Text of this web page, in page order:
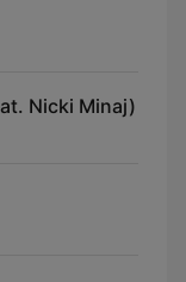
Nicki Minaj)